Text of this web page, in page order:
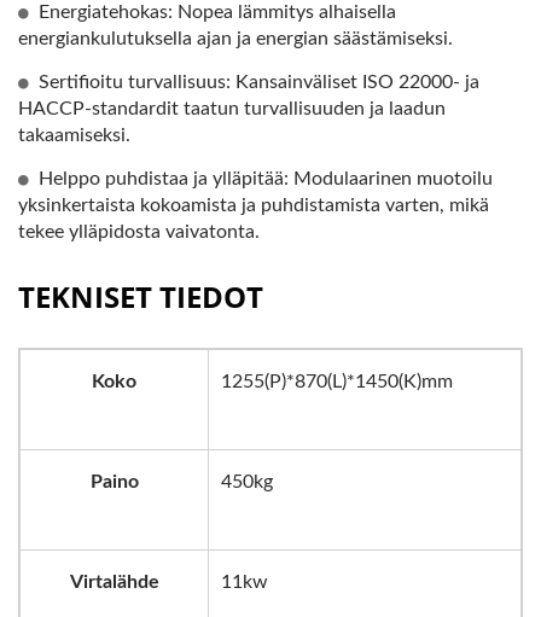
Energiatehokas: Nopea lämmitys alhaisella
energiankulutuksella ajan ja energian säästämiseksi.
Sertifioitu turvallisuus: Kansainväliset ISO 22000- ja
HACCP-standardit taatun turvallisuuden ja laadun
takaamiseksi.
Helppo puhdistaa ja ylläpitää: Modulaarinen muotoilu
yksinkertaista kokoamista ja puhdistamista varten, mikä
tekee ylläpidosta vaivatonta.
TEKNISET TIEDOT
Koko 1255(P)*870(L)*1450(K)mm
Paino 450kg
Virtalähde 11kw